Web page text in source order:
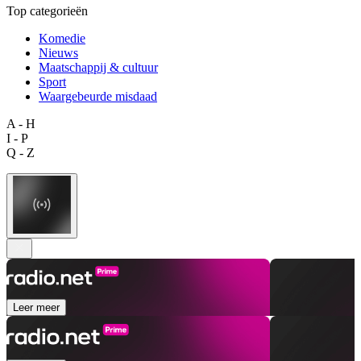
Top categorieën
Komedie
Nieuws
Maatschappij & cultuur
Sport
Waargebeurde misdaad
A - H
I - P
Q - Z
Leer meer